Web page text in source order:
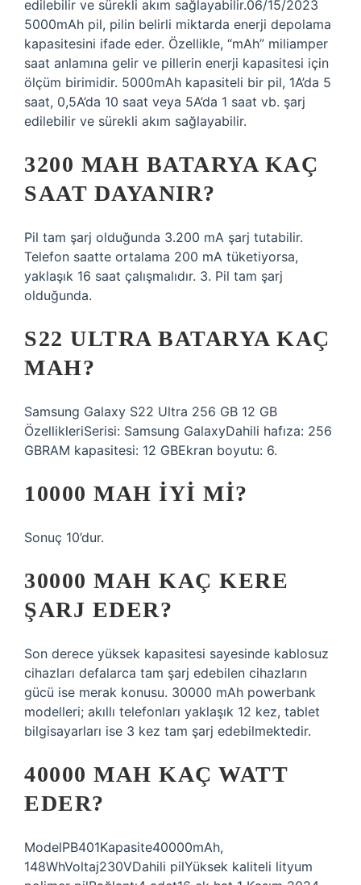
edilebilir ve sürekli akım sağlayabilir.06/15/2023
5000mAh pil, pilin belirli miktarda enerji depolama
kapasitesini ifade eder. Özellikle, “mAh” miliamper
saat anlamına gelir ve pillerin enerji kapasitesi için
ölçüm birimidir. 5000mAh kapasiteli bir pil, 1A’da 5
saat, 0,5A’da 10 saat veya 5A’da 1 saat vb. şarj
edilebilir ve sürekli akım sağlayabilir.
3200 MAH BATARYA KAÇ
SAAT DAYANIR?
Pil tam şarj olduğunda 3.200 mA şarj tutabilir.
Telefon saatte ortalama 200 mA tüketiyorsa,
yaklaşık 16 saat çalışmalıdır. 3. Pil tam şarj
olduğunda.
S22 ULTRA BATARYA KAÇ
MAH?
Samsung Galaxy S22 Ultra 256 GB 12 GB
ÖzellikleriSerisi: Samsung GalaxyDahili hafıza: 256
GBRAM kapasitesi: 12 GBEkran boyutu: 6.
10000 MAH IYI MI?
Sonuç 10’dur.
30000 MAH KAÇ KERE
ŞARJ EDER?
Son derece yüksek kapasitesi sayesinde kablosuz
cihazları defalarca tam şarj edebilen cihazların
gücü ise merak konusu. 30000 mAh powerbank
modelleri; akıllı telefonları yaklaşık 12 kez, tablet
bilgisayarları ise 3 kez tam şarj edebilmektedir.
40000 MAH KAÇ WATT
EDER?
ModelPB401Kapasite40000mAh,
148WhVoltaj230VDahili pilYüksek kaliteli lityum